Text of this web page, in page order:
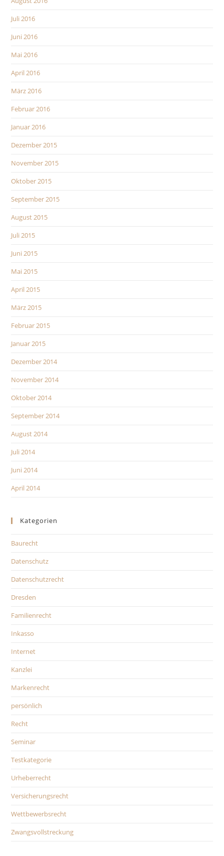
Juli 2016
Juni 2016
Mai 2016
April 2016
März 2016
Februar 2016
Januar 2016
Dezember 2015
November 2015
Oktober 2015
September 2015
August 2015
Juli 2015
Juni 2015
Mai 2015
April 2015
März 2015
Februar 2015
Januar 2015
Dezember 2014
November 2014
Oktober 2014
September 2014
August 2014
Juli 2014
Juni 2014
April 2014
Kategorien
Baurecht
Datenschutz
Datenschutzrecht
Dresden
Familienrecht
Inkasso
Internet
Kanzlei
Markenrecht
persönlich
Recht
Seminar
Testkategorie
Urheberrecht
Versicherungsrecht
Wettbewerbsrecht
Zwangsvollstreckung